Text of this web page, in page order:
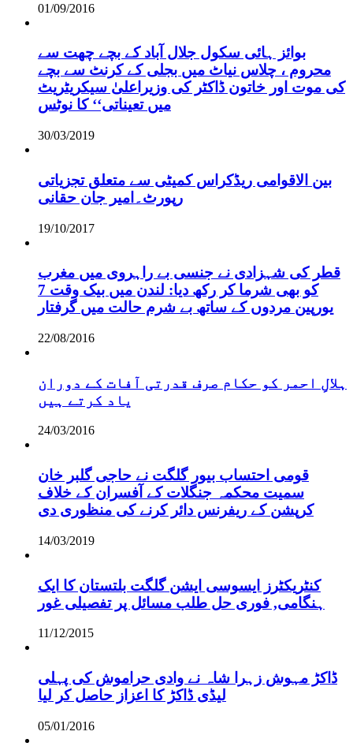
01/09/2016
بوائز ہائی سکول جلال آباد کے بچے چھت سے
محروم ، چلاس نیاٹ میں بجلی کے کرنٹ سے بچے
کی موت اور خاتون ڈاکٹر کی وزیراعلیٰ سیکریٹریٹ
میں تعیناتی‘‘ کا نوٹس
30/03/2019
بین الاقوامی ریڈکراس کمیٹی سے متعلق تجزیاتی
رپورٹ۔امیر جان حقانی
19/10/2017
قطر کی شہزادی نے جنسی بے راہروی میں مغرب
کو بھی شرما کر رکھ دیا: لندن میں بیک وقت 7
یورپین مردوں کے ساتھ بے شرم حالت میں گرفتار
22/08/2016
ہلالِ احمر کو حکام صرف قدرتی آفات کے دوران
یاد کرتے ہیں
24/03/2016
قومی احتساب بیور گلگت نے حاجی گلبر خان
سمیت محکمہ جنگلات کے آفسران کے خلاف
کرپشن کے ریفرنس دائر کرنے کی منظوری دی
14/03/2019
کنٹریکٹرز ایسوسی ایشن گلگت بلتستان کا ایک
ہنگامی, فوری حل طلب مسائل پر تفصیلی غور
11/12/2015
ڈاکڑ مہوش زہرا شاہ نے وادی حراموش کی پہلی
لیڈی ڈاکڑ کا اعزاز حاصل کر لیا
05/01/2016